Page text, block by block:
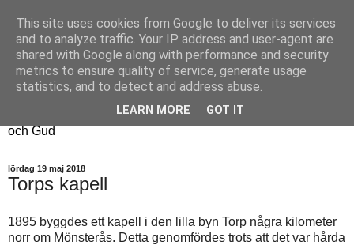
Fyren
Fyren finns för att sprida ljus i mörkret
För att påminna om guldkanterna i tillvaron
Här samsas jakt, hantverk, odling, och andra tankar om livet
och Gud
lördag 19 maj 2018
Torps kapell
1895 byggdes ett kapell i den lilla byn Torp några kilometer
norr om Mönsterås. Detta genomfördes trots att det var hårda
This site uses cookies from Google to deliver its services
and to analyze traffic. Your IP address and user-agent are
shared with Google along with performance and security
metrics to ensure quality of service, generate usage
statistics, and to detect and address abuse.
LEARN MORE GOT IT